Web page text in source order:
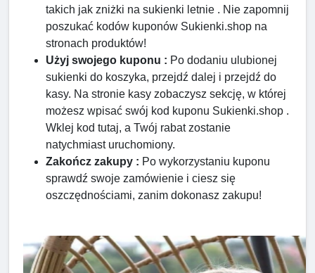
takich jak zniżki na sukienki letnie . Nie zapomnij
poszukać kodów kuponów Sukienki.shop na
stronach produktów!
Użyj swojego kuponu : Po dodaniu ulubionej
sukienki do koszyka, przejdź dalej i przejdź do
kasy. Na stronie kasy zobaczysz sekcję, w której
możesz wpisać swój kod kuponu Sukienki.shop .
Wklej kod tutaj, a Twój rabat zostanie
natychmiast uruchomiony.
Zakończ zakupy : Po wykorzystaniu kuponu
sprawdź swoje zamówienie i ciesz się
oszczędnościami, zanim dokonasz zakupu!